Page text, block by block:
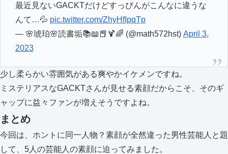
最近見ないGACKTだけどすっぴんがこんなに違うな
んて…💦 pic.twitter.com/ZhyHfIpqTp
— 🌸琥珀🌸読書垢📚📖📕🍹🌈 (@math572hst) April 3,
2023
少し柔らかい雰囲気がある爽やかイケメンですね。
ミステリアスなGACKTさんが見せる素顔だからこそ、そのギ
ャップに益々ファンが増えそうですよね。
まとめ
今回は、ホントに同一人物？素顔が全然違った男性芸能人と題
して、5人の芸能人の素顔に迫ってみました。